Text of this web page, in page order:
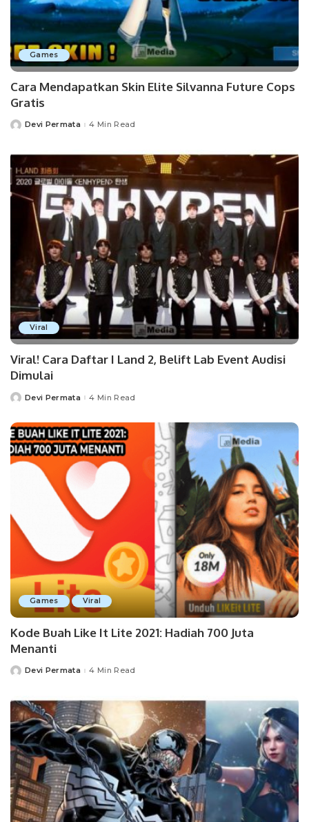
Games
Cara Mendapatkan Skin Elite Silvanna Future Cops
Gratis
PostedDevi Permata 4 Min Read
Viral
Viral! Cara Daftar I Land 2, Belift Lab Event Audisi
Dimulai
PostedDevi Permata 4 Min Read
Games Viral
Kode Buah Like It Lite 2021: Hadiah 700 Juta
Menanti
PostedDevi Permata 4 Min Read